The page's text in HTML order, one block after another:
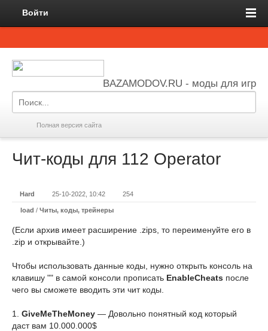
Войти
BAZAMODOV.RU - моды для игр
Полная версия сайта
Чит-коды для 112 Operator
Hard 25-10-2022, 10:42 254
load / Читы, коды, трейнеры
(Если архив имеет расширение .zips, то переименуйте его в
.zip и открывайте.)
Чтобы использовать данные коды, нужно открыть консоль на
клавишу "" в самой консоли прописать EnableCheats после
чего вы сможете вводить эти чит коды.
1. GiveMeTheMoney — Довольно понятный код который
даст вам 10.000.000$